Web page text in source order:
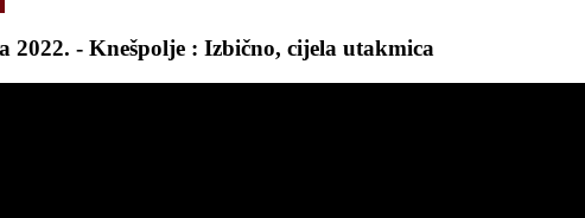
- Knešpolje : Izbično, cijela utakmica